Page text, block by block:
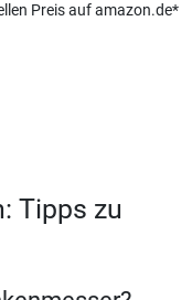
Preis auf amazon.de*
Tipps zu